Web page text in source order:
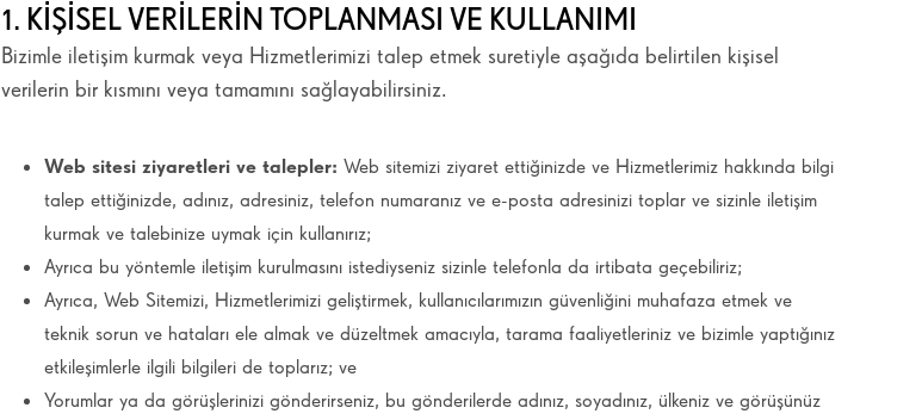
1. KIŞISEL VERILERIN TOPLANMASI VE KULLANIMI
Bizimle iletişim kurmak veya Hizmetlerimizi talep etmek suretiyle aşağıda belirtilen kişisel
verilerin bir kısmını veya tamamını sağlayabilirsiniz.
Web sitesi ziyaretleri ve talepler: Web sitemizi ziyaret ettiğinizde ve Hizmetlerimiz hakkında bilgi
talep ettiğinizde, adınız, adresiniz, telefon numaranız ve e-posta adresinizi toplar ve sizinle iletişim
kurmak ve talebinize uymak için kullanırız;
Ayrıca bu yöntemle iletişim kurulmasını istediyseniz sizinle telefonla da irtibata geçebiliriz;
Ayrıca, Web Sitemizi, Hizmetlerimizi geliştirmek, kullanıcılarımızın güvenliğini muhafaza etmek ve
teknik sorun ve hataları ele almak ve düzeltmek amacıyla, tarama faaliyetleriniz ve bizimle yaptığınız
etkileşimlerle ilgili bilgileri de toplarız; ve
Yorumlar ya da görüşlerinizi gönderirseniz, bu gönderilerde adınız, soyadınız, ülkeniz ve görüşünüz